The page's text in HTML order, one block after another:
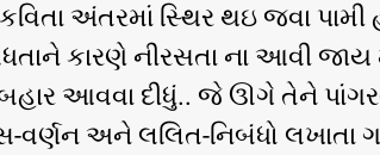
અંતરમાં સ્થિર થઇ જવા
કારણે નીરસતા ના આવી જાય
આવવા દીધું.. જે ઊગે તેને પાંગરવા
વર્ણન અને લલિત-નિબંધો લખાતા